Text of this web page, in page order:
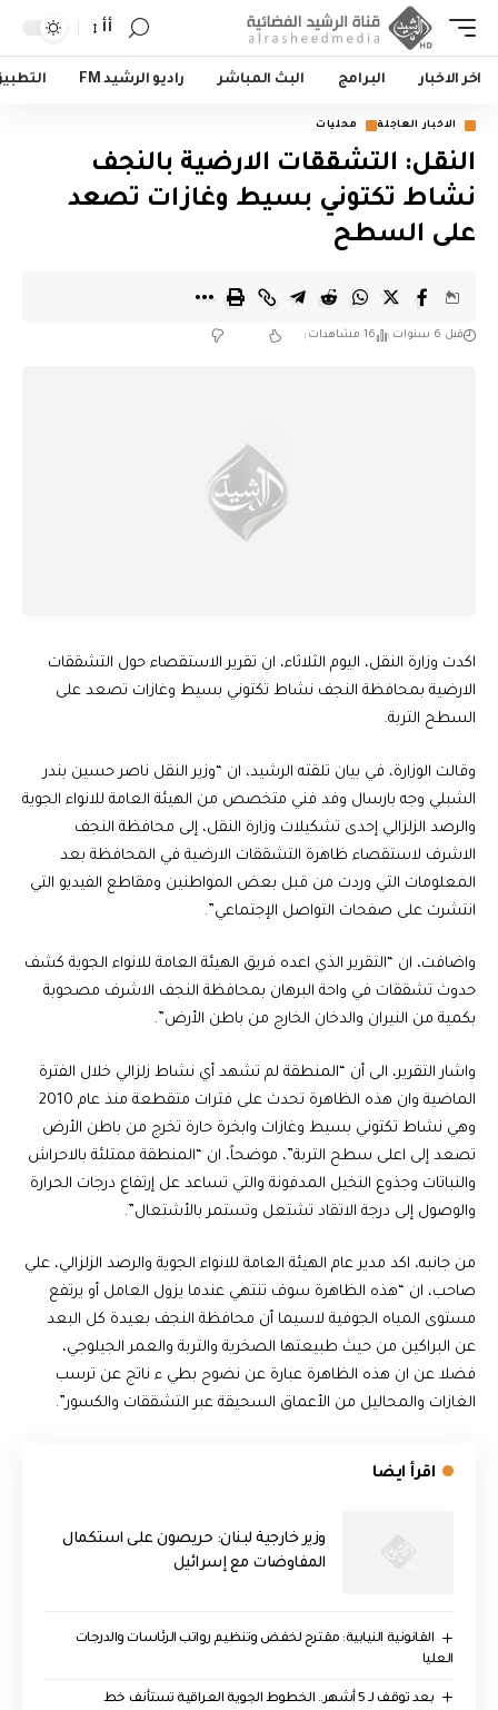
أأ
اخر الاخبار البرامج البث المباشر راديو الرشيد FM
الاخبار العاجلة محليات
النقل: التشققات الارضية بالنجف
نشاط تكتوني بسيط وغازات تصعد
على السطح
قبل 6 سنوات 16 مشاهدات
اكدت وزارة النقل، اليوم الثلاثاء، ان تقرير الاستقصاء حول التشققات
الارضية بمحافظة النجف نشاط تكتوني بسيط وغازات تصعد على
السطح التربة.
وقالت الوزارة، في بيان تلقته الرشيد، ان “وزير النقل ناصر حسين بندر
الشبلي وجه بارسال وفد فني متخصص من الهيئة العامة للانواء الجوية
والرصد الزلزالي إحدى تشكيلات وزارة النقل، إلى محافظة النجف
الاشرف لاستقصاء ظاهرة التشققات الارضية في المحافظة بعد
المعلومات التي وردت من قبل بعض المواطنين ومقاطع الفيديو التي
انتشرت على صفحات التواصل الإجتماعي”.
واضافت، ان “التقرير الذي اعده فريق الهيئة العامة للانواء الجوية كشف
حدوث تشققات في واحة البرهان بمحافظة النجف الاشرف مصحوبة
بكمية من النيران والدخان الخارج من باطن الأرض”.
واشار التقرير، الى أن “المنطقة لم تشهد أي نشاط زلزالي خلال الفترة
الماضية وان هذه الظاهرة تحدث على فترات متقطعة منذ عام 2010
وهي نشاط تكتوني بسيط وغازات وابخرة حارة تخرج من باطن الأرض
تصعد إلى اعلى سطح التربة”، موضحاً، ان “المنطقة ممتلئة بالاحراش
والنباتات وجذوع النخيل المدفونة والتي تساعد عل إرتفاع درجات الحرارة
والوصول إلى درجة الاتقاد تشتعل وتستمر بالأشتعال”.
من جانبه، اكد مدير عام الهيئة العامة للانواء الجوية والرصد الزلزالي، علي
صاحب، ان “هذه الظاهرة سوف تنتهي عندما يزول العامل أو يرتفع
مستوى المياه الجوفية لاسيما أن محافظة النجف بعيدة كل البعد
عن البراكين من حيث طبيعتها الصخرية والتربة والعمر الجيلوجي،
فضلا عن ان هذه الظاهرة عبارة عن نضوح بطي ء ناتج عن ترسب
الغازات والمحاليل من الأعماق السحيقة عبر التشققات والكسور”.
اقرأ ايضا
وزير خارجية لبنان: حريصون على استكمال
المفاوضات مع إسرائيل
القانونية النيابية: مقترح لخفض وتنظيم رواتب الرئاسات والدرجات
العليا
بعد توقف لـ 5 أشهر.. الخطوط الجوية العراقية تستأنف خط